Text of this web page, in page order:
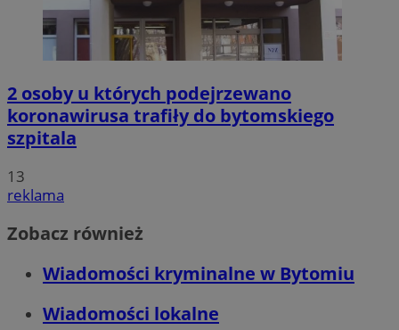
2 osoby u których podejrzewano
koronawirusa trafiły do bytomskiego
szpitala
13
reklama
Zobacz również
Wiadomości kryminalne w Bytomiu
Wiadomości lokalne